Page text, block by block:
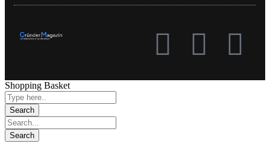
Shopping Basket